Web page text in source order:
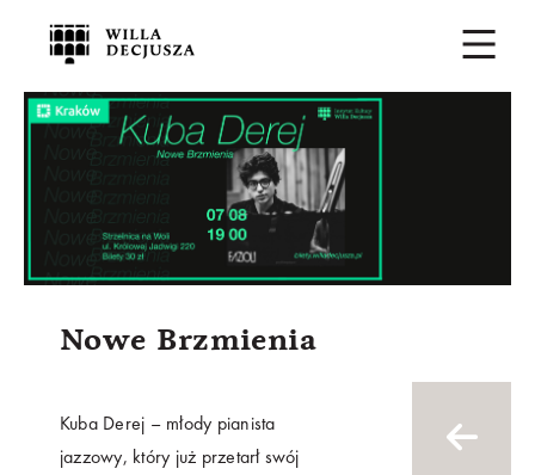
Karuzela
bannerów
Nowe Brzmienia
Kuba Derej – młody pianista
jazzowy, który już przetarł swój